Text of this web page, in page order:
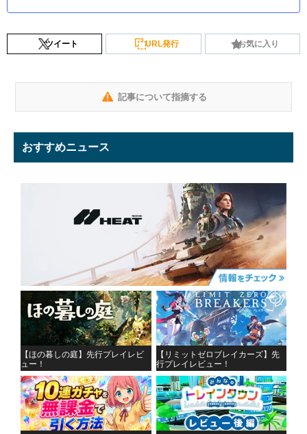
ツイート URL発行 お気に入り
記事について指摘する
おすすめニュース
【ほの暮しの庭】先行プレイレビ
ュー！
【リミットゼロブレイカーズ】先
行プレイレビュー！